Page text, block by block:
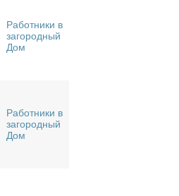
Работники в
загородный
Дом
Работники в
загородный
Дом